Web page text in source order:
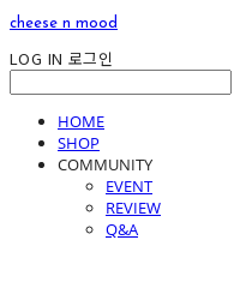
cheese n mood
LOG IN 로그인
HOME
SHOP
COMMUNITY
EVENT
REVIEW
Q&A